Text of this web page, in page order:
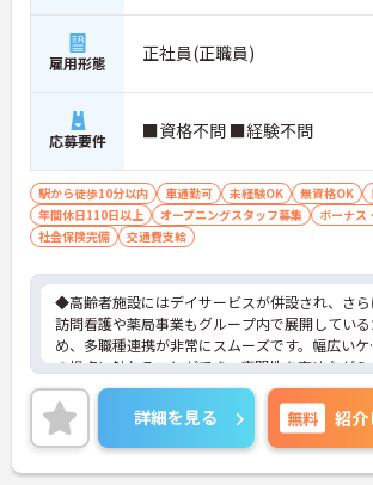
雇用形態 正社員(正職員)
応募要件 ■資格不問 ■経験不問
駅から徒歩10分以内 車通勤可 未経験OK 無資格OK
年間休日110日以上
オープニングスタッフ募集
ボーナス
社会保険完備
交通費支給
◆高齢者施設にはデイサービスが併設され、さら
訪問看護や薬局事業もグループ内で展開している
め、多職種連携が非常にスムーズです。幅広いケ
の視点に触れることができ、専門性を高めながら
キルアップできる土壌があります。
◆「学びたい」という意欲を全力で応援する職場
す。資格取得支援制度を利用すれば、介護職員初
者研修や実務者研修などの費用を会社負担で取
能です。資格を取得するごとにしっかりと給与に
詳細を見る 無料 紹介